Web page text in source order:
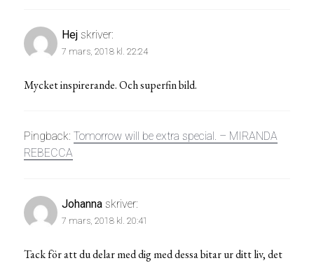
Hej skriver:
7 mars, 2018 kl. 22:24
Mycket inspirerande. Och superfin bild.
Pingback: Tomorrow will be extra special. – MIRANDA
REBECCA
Johanna skriver:
7 mars, 2018 kl. 20:41
Tack för att du delar med dig med dessa bitar ur ditt liv, det